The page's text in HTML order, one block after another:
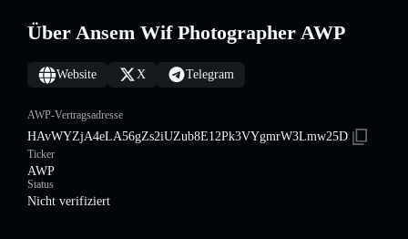
Über Ansem Wif Photographer AWP
Website X Telegram
AWP-Vertragsadresse
HAvWYZjA4eLA56gZs2iUZub8E12Pk3VYgmrW3Lmw25D
Ticker
AWP
Status
Nicht verifiziert